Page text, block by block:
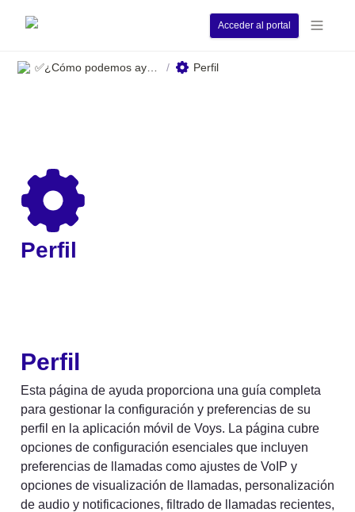
Acceder al portal
/ Perfil
Perfil
Perfil
Esta página de ayuda proporciona una guía completa
para gestionar la configuración y preferencias de su
perfil en la aplicación móvil de Voys. La página cubre
opciones de configuración esenciales que incluyen
preferencias de llamadas como ajustes de VoIP y
opciones de visualización de llamadas, personalización
de audio y notificaciones, filtrado de llamadas recientes,